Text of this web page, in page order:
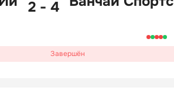
2 - 4
Завершён